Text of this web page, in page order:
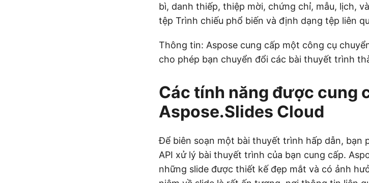
bì, danh thiếp, thiệp mời, chứng chỉ, mẫu, lịch,
tệp Trình chiếu phổ biến và định dạng tệp liên
Thông tin: Aspose cung cấp một công cụ
cho phép bạn chuyển đổi các bài thuyết trình
Các tính năng được cung
Aspose.Slides Cloud
Để biên soạn một bài thuyết trình hấp dẫn, bạn
API xử lý bài thuyết trình của bạn cung cấp.
những slide được thiết kế đẹp mắt và có ảnh